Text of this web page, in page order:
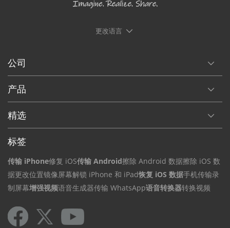
更改语言
公司
产品
精选
标签
传输 iPhone修复 iOS传输 Android擦除 Android 数据擦除 iOS 数
据更改位置镜像屏幕解锁 iPhone 和 iPad恢复 iOS 数据手机传输录
制屏幕增强视频语音生成器传输 WhatsApp语音转换器转换视频